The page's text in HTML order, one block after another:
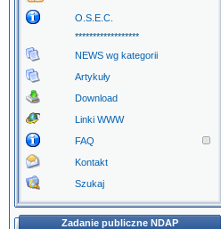
O.S.E.C.
******************
NEWS wg kategorii
Artykuły
Download
Linki WWW
FAQ
Kontakt
Szukaj
Zadanie publiczne NDAP